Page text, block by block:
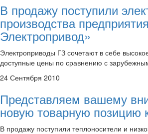
В продажу поступили
производства
Электропривод»
Электроприводы ГЗ сочетают в себе
доступные цены по сравнению с
24 Сентября 2010
Представляем вашему
новую товарную позицию
В продажу поступили теплоносители и